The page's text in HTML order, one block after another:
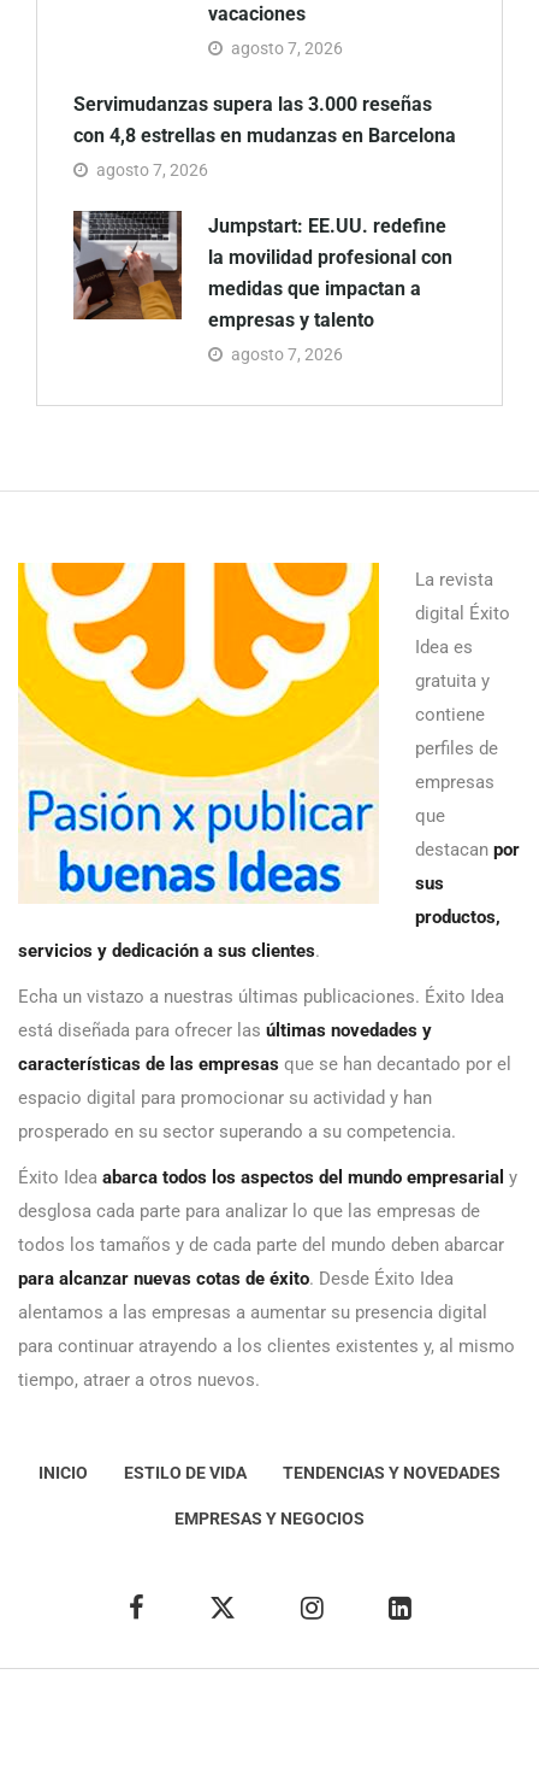
vacaciones
agosto 7, 2026
Servimudanzas supera las 3.000 reseñas
con 4,8 estrellas en mudanzas en Barcelona
agosto 7, 2026
Jumpstart: EE.UU. redefine
la movilidad profesional con
medidas que impactan a
empresas y talento
agosto 7, 2026
La revista
digital Éxito
Idea es
gratuita y
contiene
perfiles de
empresas
que
destacan por
sus
productos,
servicios y dedicación a sus clientes.
Echa un vistazo a nuestras últimas publicaciones. Éxito Idea
está diseñada para ofrecer las últimas novedades y
características de las empresas que se han decantado por el
espacio digital para promocionar su actividad y han
prosperado en su sector superando a su competencia.
Éxito Idea abarca todos los aspectos del mundo empresarial y
desglosa cada parte para analizar lo que las empresas de
todos los tamaños y de cada parte del mundo deben abarcar
para alcanzar nuevas cotas de éxito. Desde Éxito Idea
alentamos a las empresas a aumentar su presencia digital
para continuar atrayendo a los clientes existentes y, al mismo
tiempo, atraer a otros nuevos.
INICIO ESTILO DE VIDA TENDENCIAS Y NOVEDADES
EMPRESAS Y NEGOCIOS